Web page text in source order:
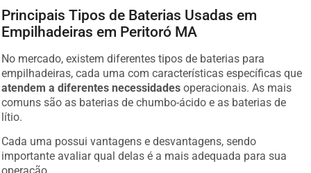
Principais Tipos de Baterias Usadas em
Empilhadeiras em Peritoró MA
No mercado, existem diferentes tipos de baterias para
empilhadeiras, cada uma com características específicas que
atendem a diferentes necessidades operacionais. As mais
comuns são as baterias de chumbo-ácido e as baterias de
lítio.
Cada uma possui vantagens e desvantagens, sendo
importante avaliar qual delas é a mais adequada para sua
operação.